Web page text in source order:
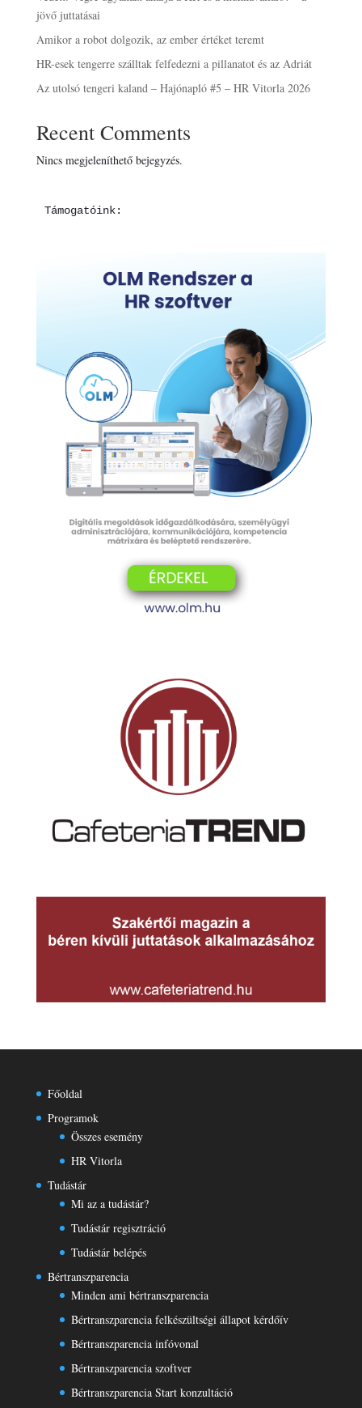
jövő juttatásai
Amikor a robot dolgozik, az ember értéket teremt
HR-esek tengerre szálltak felfedezni a pillanatot és az Adriát
Az utolsó tengeri kaland – Hajónapló #5 – HR Vitorla 2026
Recent Comments
Nincs megjeleníthető bejegyzés.
Támogatóink:
Főoldal
Programok
Összes esemény
HR Vitorla
Tudástár
Mi az a tudástár?
Tudástár regisztráció
Tudástár belépés
Bértranszparencia
Minden ami bértranszparencia
Bértranszparencia felkészültségi állapot kérdőív
Bértranszparencia infóvonal
Bértranszparencia szoftver
Bértranszparencia Start konzultáció